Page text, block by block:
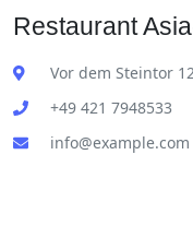
Restaurant
Vor dem Steintor
+49 421 7948533
info@example.com